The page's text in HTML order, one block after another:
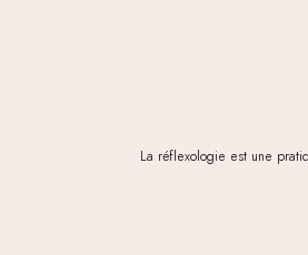
La réflexologie est une